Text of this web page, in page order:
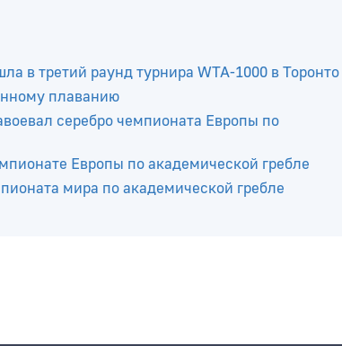
в третий раунд турнира WTA-1000 в Торонто
плаванию
серебро чемпионата Европы по